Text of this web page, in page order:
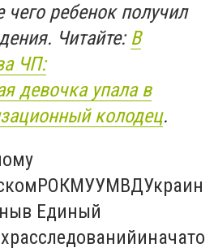
чего ребенок получил
Читайте: В
ЧП:
девочка упала в
колодец.
РОКМУУМВДУкраин
в Единый
расследованийиначато